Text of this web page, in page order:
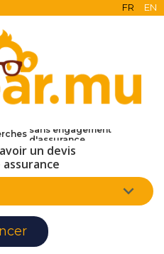
FR EN
en ligne
d'assurance
un devis